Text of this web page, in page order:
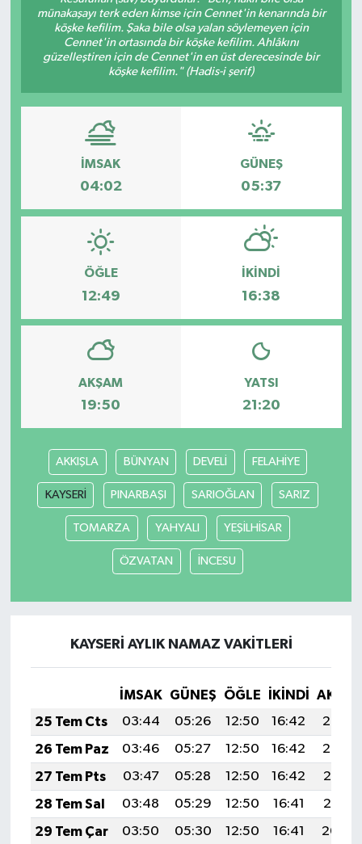
münakaşayı terk eden kimse için Cennet'in kenarında bir
köşke kefilim. Şaka bile olsa yalan söylemeyen için
Cennet'in ortasında bir köşke kefilim. Ahlâkını
güzelleştiren için de Cennet'in en üst derecesinde bir
köşke kefilim." (Hadis-i şerif)
İMSAK
04:02
GÜNEŞ
05:37
ÖĞLE
12:49
İKINDI
16:38
AKŞAM
19:50
YATSI
21:20
AKKIŞLA BÜNYAN DEVELİ FELAHİYE
KAYSERİ PINARBAŞI SARIOĞLAN SARIZ
TOMARZA YAHYALI YEŞİLHİSAR
ÖZVATAN İNCESU
KAYSERİ AYLIK NAMAZ VAKITLERI
İMSAK GÜNEŞ ÖĞLE İKINDI
25 Tem Cts
03:44 05:26 12:50 16:42
20:03
26 Tem Paz
03:46 05:27 12:50 16:42
20:02
27 Tem Pts
03:47 05:28 12:50 16:42
20:01
28 Tem Sal
03:48 05:29 12:50 16:41
20:01
29 Tem Çar
03:50 05:30 12:50 16:41
20:00